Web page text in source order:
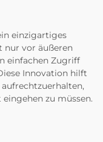
einzigartiges
nur vor äußeren
einfachen Zugriff
Innovation hilft
zu müssen.